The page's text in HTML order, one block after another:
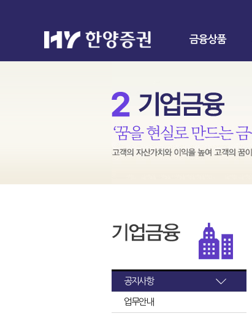
금융상품
공지사항
업무안내